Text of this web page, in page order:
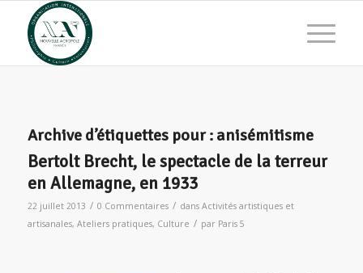
Archive d’étiquettes pour : anisémitisme
Bertolt Brecht, le spectacle de la terreur
en Allemagne, en 1933
22 juillet 2013 / 0 Commentaires / dans Activités artistiques et
artisanales, Ateliers pratiques, Culture / par Paris 5